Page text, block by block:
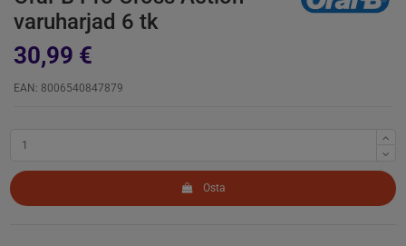
varuharjad 6 tk
30,99 €
EAN: 8006540847879
Osta